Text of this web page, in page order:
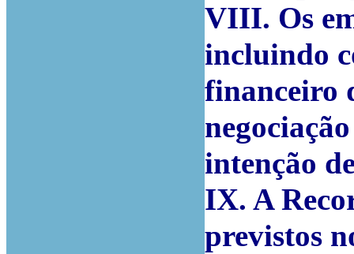
VIII. Os
incluindo
financeiro
intenção
IX. A
previstos